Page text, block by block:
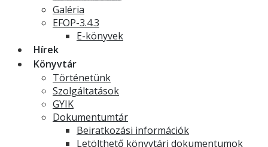
Galéria
EFOP-3.4.3
E-könyvek
Hírek
Könyvtár
Történetünk
Szolgáltatások
GYIK
Dokumentumtár
Beiratkozási információk
Letölthető könyvtári dokumentumok